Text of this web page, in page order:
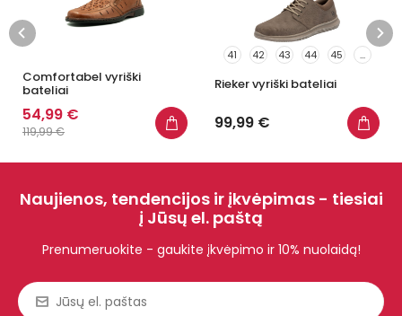
Comfortabel vyriški
bateliai
54,99 €
119,99 €
41 42 43 44 45 ...
Rieker vyriški bateliai
99,99 €
Naujienos, tendencijos ir įkvėpimas - tiesiai
į Jūsų el. paštą
Prenumeruokite - gaukite įkvėpimo ir 10% nuolaidą!